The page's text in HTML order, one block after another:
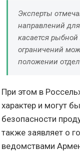
Эксперты
направлений
касается
ограничений
положении
При этом в
характер и могут
безопасности
также заявляет о
ведомствами